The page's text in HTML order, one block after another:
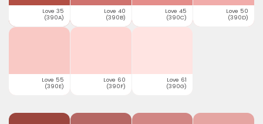
Love 35
(390A)
Love 40
(390B)
Love 45
(390C)
Love 50
(390D)
Love 55
(390E)
Love 60
(390F)
Love 61
(390G)